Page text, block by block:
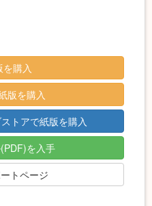
を購入
版を購入
トアで紙版を購入
を入手
トページ